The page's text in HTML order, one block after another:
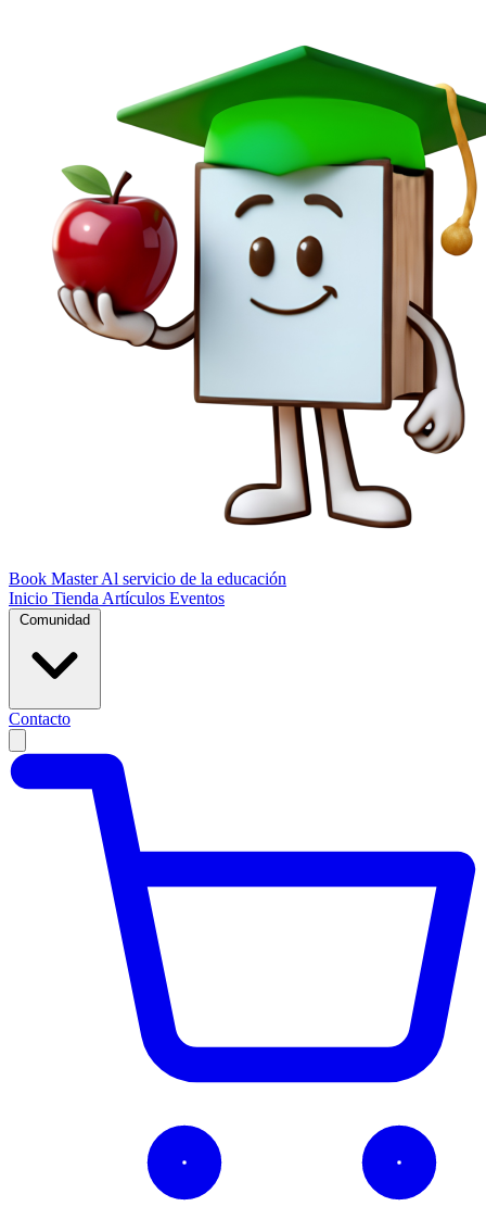
Book Master Al servicio de la educación
Inicio Tienda Artículos Eventos
Comunidad
Contacto